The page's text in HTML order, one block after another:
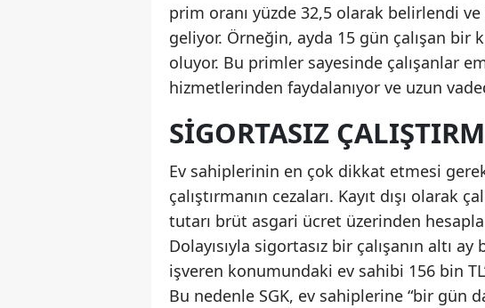
prim oranı yüzde 32,5 olarak belirlendi
geliyor. Örneğin, ayda 15 gün çalışan bir
oluyor. Bu primler sayesinde çalışanlar
hizmetlerinden faydalanıyor ve uzun
SIGORTASIZ
Ev sahiplerinin en çok dikkat etmesi
çalıştırmanın cezaları. Kayıt dışı olarak
tutarı brüt asgari ücret üzerinden
Dolayısıyla sigortasız bir çalışanın altı
işveren konumundaki ev sahibi 156 bin
Bu nedenle SGK, ev sahiplerine “bir gün